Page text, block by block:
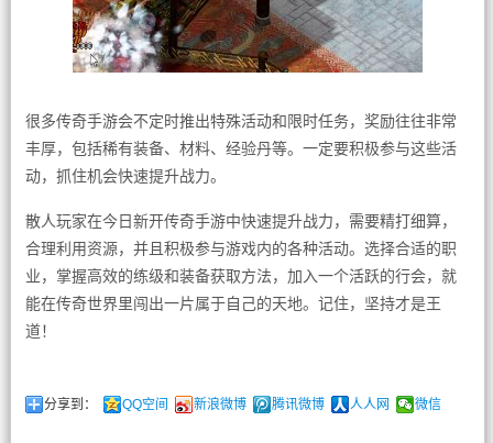
很多传奇手游会不定时推出特殊活动和限时任务，奖励往往非常
丰厚，包括稀有装备、材料、经验丹等。一定要积极参与这些活
动，抓住机会快速提升战力。
散人玩家在今日新开传奇手游中快速提升战力，需要精打细算，
合理利用资源，并且积极参与游戏内的各种活动。选择合适的职
业，掌握高效的练级和装备获取方法，加入一个活跃的行会，就
能在传奇世界里闯出一片属于自己的天地。记住，坚持才是王
道！
分享到： QQ空间 新浪微博 腾讯微博 人人网 微信